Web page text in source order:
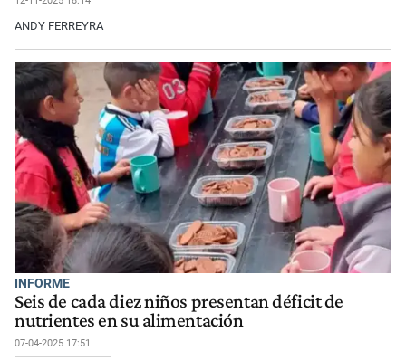
ANDY FERREYRA
INFORME
Seis de cada diez niños presentan déficit de
nutrientes en su alimentación
07-04-2025 17:51